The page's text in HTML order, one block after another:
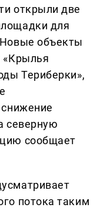
открыли две
для
объекты
«Крылья
Териберки»,
снижение
северную
сообщает
потока таким